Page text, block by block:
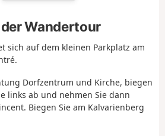
Wandertour
sich auf dem kleinen Parkplatz am
Dorfzentrum und Kirche, biegen
links ab und nehmen Sie dann
Biegen Sie am Kalvarienberg